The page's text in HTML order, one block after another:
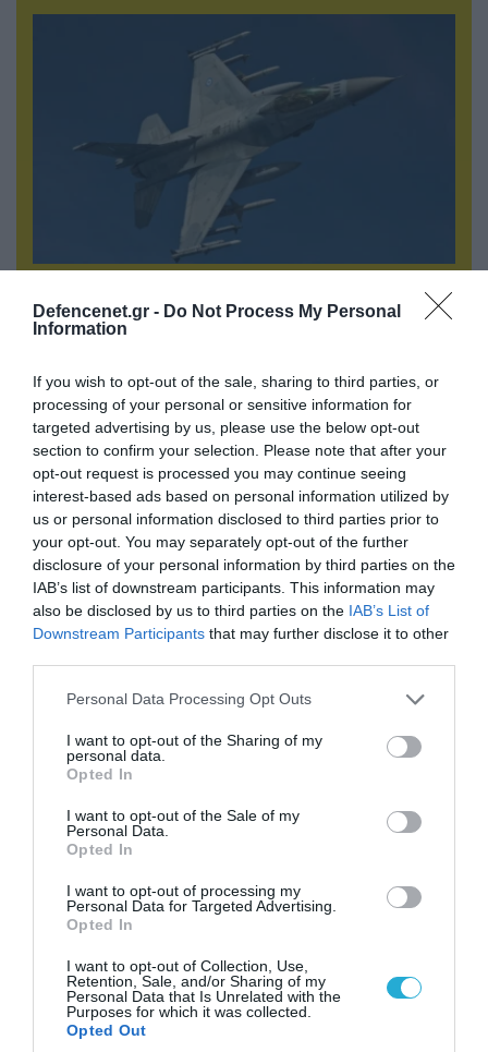
Defencenet.gr - Do Not Process My Personal
Information
If you wish to opt-out of the sale, sharing to third parties, or
processing of your personal or sensitive information for
targeted advertising by us, please use the below opt-out
section to confirm your selection. Please note that after your
opt-out request is processed you may continue seeing
interest-based ads based on personal information utilized by
us or personal information disclosed to third parties prior to
your opt-out. You may separately opt-out of the further
disclosure of your personal information by third parties on the
IAB’s list of downstream participants. This information may
also be disclosed by us to third parties on the IAB’s List of
Downstream Participants that may further disclose it to other
Please note that this website/app uses one or more Google
not limited to your visit or usage behaviour. You may click to
grant or deny consent to Google and its third-party tags to
use your data for below specified purposes in below Google
consent section.
Personal Data Processing Opt Outs
I want to opt-out of the Sharing of my
personal data.
Opted In
I want to opt-out of the Sale of my
Personal Data.
Opted In
I want to opt-out of processing my
Personal Data for Targeted Advertising.
Opted In
I want to opt-out of Collection, Use,
Retention, Sale, and/or Sharing of my
Personal Data that Is Unrelated with the
Purposes for which it was collected.
Opted Out
Τουρκικά οπλισμένα F-16 «συνεπλάκησαν» με
ελληνικά μαχητικά στο Αιγαίο
Αθήνα: Απομακρύνθηκαν παράνομα
06.08.2026 | 09:02